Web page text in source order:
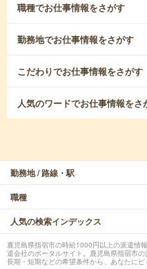
職種でお仕事情報をさがす
勤務地でお仕事情報をさがす
こだわりでお仕事情報をさがす
人気のワードでお仕事情報をさ
勤務地 / 路線・駅
職種
人気の検索インデックス
鹿児島県指宿市の時給1000円以上の派遣情
遣会社のポータルサイト。鹿児島県指宿市
長期・短期などの希望条件から、あなたにピ